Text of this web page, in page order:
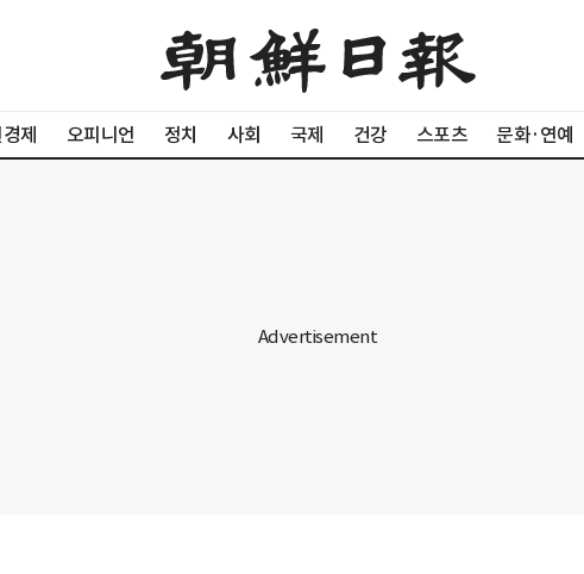
제 오피니언 정치 사회 국제 건강 스포츠 문화·연예